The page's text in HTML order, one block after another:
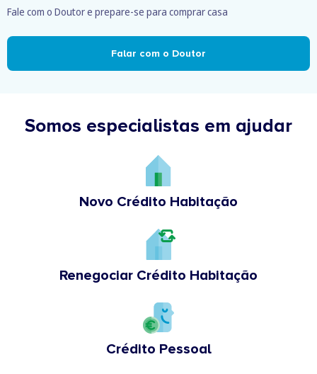
Fale com o Doutor e prepare-se para comprar casa
Falar com o Doutor
Somos especialistas em ajudar
Novo Crédito Habitação
Renegociar Crédito Habitação
Crédito Pessoal